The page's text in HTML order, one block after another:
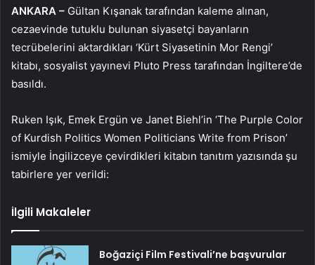
ANKARA – Gültan Kışanak tarafından kaleme alınan,
cezaevinde tutuklu bulunan siyasetçi bayanların
tecrübelerini aktardıkları ‘Kürt Siyasetinin Mor Rengi’
kitabı, sosyalist yayınevi Pluto Press tarafından İngiltere’de
basıldı.
Ruken Işık, Emek Ergün ve Janet Biehl’in ‘The Purple Color
of Kurdish Politics Women Politicians Write from Prison’
ismiyle İngilizceye çevirdikleri kitabın tanıtım yazısında şu
tabirlere yer verildi:
İlgili Makaleler
Boğaziçi Film Festivali’ne başvurular